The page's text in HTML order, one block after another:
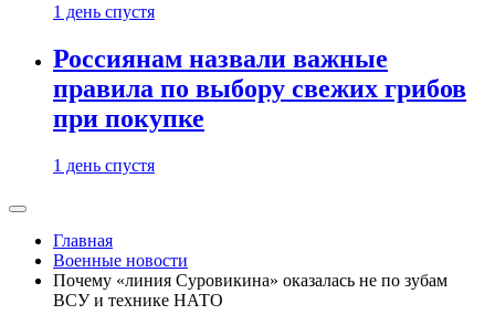
1 день спустя
Россиянам назвали важные
правила по выбору свежих грибов
при покупке
1 день спустя
Главная
Военные новости
Почему «линия Суровикина» оказалась не по зубам
ВСУ и технике НАТО